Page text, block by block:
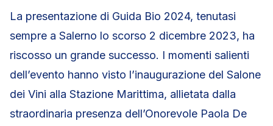
La presentazione di Guida Bio 2024, tenutasi
sempre a Salerno lo scorso 2 dicembre 2023, ha
riscosso un grande successo. I momenti salienti
dell’evento hanno visto l’inaugurazione del Salone
dei Vini alla Stazione Marittima, allietata dalla
straordinaria presenza dell’Onorevole Paola De